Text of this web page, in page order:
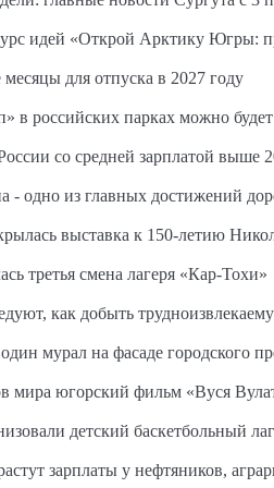
идей «Открой Арктику Югры:
для отпуска в 2027 году
в российских парках можно
со средней зарплатой выше
- одно из главных достижений
выставка к 150-летию
третья смена лагеря «Кар-Тохи»
как добыть
мурал на фасаде городского
мира югорский фильм «Вуся
детский баскетбольный
зарплаты у нефтяников,